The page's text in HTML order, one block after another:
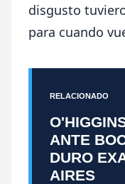
disgusto
para cuando
RELACIONADO
ANTE
DURO
AIRES